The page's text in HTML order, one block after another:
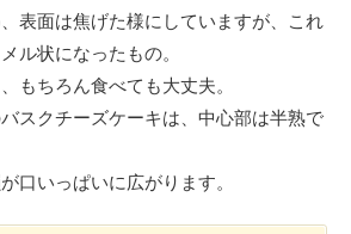
表面は焦げた様にしていますが、これ
ル状になったもの。
もちろん食べても大丈夫。
スクチーズケーキは、中心部は半熟で
口いっぱいに広がります。